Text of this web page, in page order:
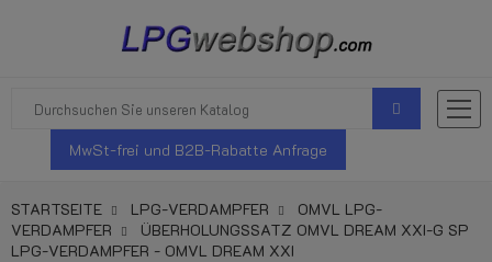
MwSt-frei und B2B-Rabatte Anfrage
STARTSEITE LPG-VERDAMPFER
OMVL LPG-
VERDAMPFER
ÜBERHOLUNGSSATZ OMVL DREAM XXI-G SP
LPG-VERDAMPFER - OMVL DREAM XXI